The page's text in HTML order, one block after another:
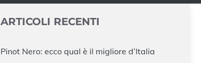
ARTICOLI RECENTI
Pinot Nero: ecco qual è il migliore d’Italia